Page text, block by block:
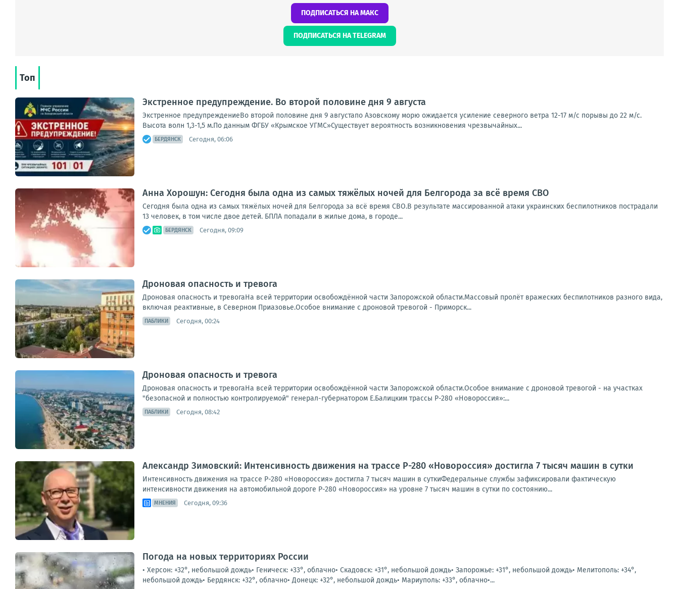
ПОДПИСАТЬСЯ НА МАКС
ПОДПИСАТЬСЯ НА TELEGRAM
Топ
Экстренное предупреждение. Во второй половине дня 9 августа
Экстренное предупреждениеВо второй половине дня 9 августапо Азовскому морю ожидается усиление северного ветра 12-17 м/с порывы до 22 м/с.
Высота волн 1,3-1,5 м.По данным ФГБУ «Крымское УГМС»Существует вероятность возникновения чрезвычайных...
БЕРДЯНСК Сегодня, 06:06
Анна Хорошун: Сегодня была одна из самых тяжёлых ночей для Белгорода за всё время СВО
Сегодня была одна из самых тяжёлых ночей для Белгорода за всё время СВО.В результате массированной атаки украинских беспилотников пострадали
13 человек, в том числе двое детей. БПЛА попадали в жилые дома, в городе...
БЕРДЯНСК Сегодня, 09:09
Дроновая опасность и тревога
Дроновая опасность и тревогаНа всей территории освобождённой части Запорожской области.Массовый пролёт вражеских беспилотников разного вида,
включая реактивные, в Северном Приазовье.Особое внимание с дроновой тревогой - Приморск...
ПАБЛИКИ Сегодня, 00:24
Дроновая опасность и тревога
Дроновая опасность и тревогаНа всей территории освобождённой части Запорожской области.Особое внимание с дроновой тревогой - на участках
"безопасной и полностью контролируемой" генерал-губернатором Е.Балицким трассы Р-280 «Новороссия»:...
ПАБЛИКИ Сегодня, 08:42
Александр Зимовский: Интенсивность движения на трассе Р-280 «Новороссия» достигла 7 тысяч машин в сутки
Интенсивность движения на трассе Р-280 «Новороссия» достигла 7 тысяч машин в суткиФедеральные службы зафиксировали фактическую
интенсивности движения на автомобильной дороге Р-280 «Новороссия» на уровне 7 тысяч машин в сутки по состоянию...
МНЕНИЯ Сегодня, 09:36
Погода на новых территориях России
• Херсон: +32°, небольшой дождь• Геническ: +33°, облачно• Скадовск: +31°, небольшой дождь• Запорожье: +31°, небольшой дождь• Мелитополь: +34°,
небольшой дождь• Бердянск: +32°, облачно• Донецк: +32°, небольшой дождь• Мариуполь: +33°, облачно•...